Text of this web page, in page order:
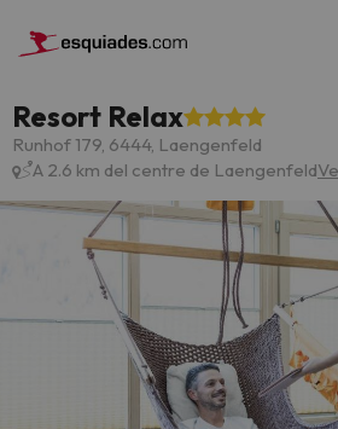
Resort Relax
Runhof 179, 6444, Laengenfeld
A 2.6 km del centre de Laengenfeld